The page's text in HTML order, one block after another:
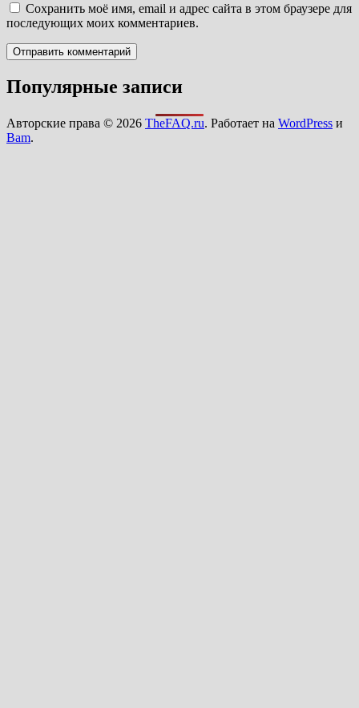
Сохранить моё имя, email и адрес сайта в этом браузере для
последующих моих комментариев.
Популярные записи
Авторские права © 2026 TheFAQ.ru. Работает на WordPress и
Bam.